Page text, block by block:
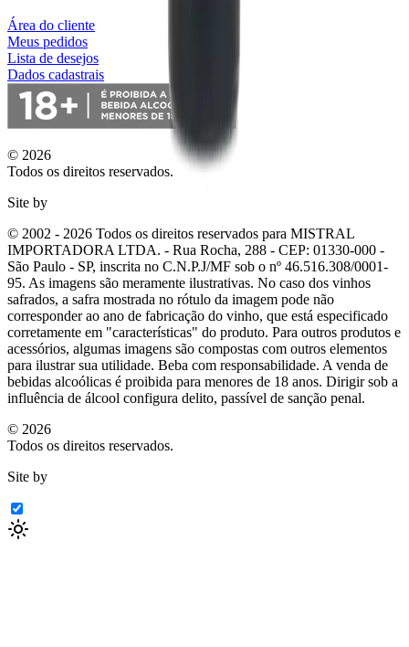
Área do cliente
Meus pedidos
Lista de desejos
Dados cadastrais
© 2026
Todos os direitos reservados.
Site by
© 2002 - 2026 Todos os direitos reservados para MISTRAL
IMPORTADORA LTDA. - Rua Rocha, 288 - CEP: 01330-000 -
São Paulo - SP, inscrita no C.N.P.J/MF sob o nº 46.516.308/0001-
95. As imagens são meramente ilustrativas. No caso dos vinhos
safrados, a safra mostrada no rótulo da imagem pode não
corresponder ao ano de fabricação do vinho, que está especificado
corretamente em "características" do produto. Para outros produtos e
acessórios, algumas imagens são compostas com outros elementos
para ilustrar sua utilidade. Beba com responsabilidade. A venda de
bebidas alcoólicas é proibida para menores de 18 anos. Dirigir sob a
influência de álcool configura delito, passível de sanção penal.
© 2026
Todos os direitos reservados.
Site by